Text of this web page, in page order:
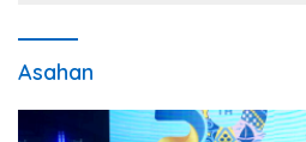
Asahan